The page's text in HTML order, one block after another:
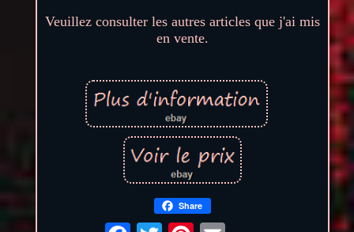
Veuillez consulter les autres articles que j'ai mis
en vente.
Share